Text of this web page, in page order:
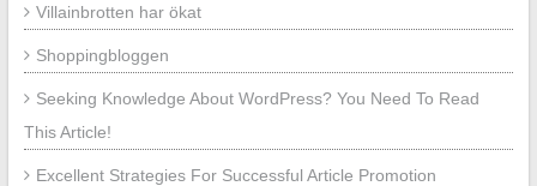
Villainbrotten har ökat
Shoppingbloggen
Seeking Knowledge About WordPress? You Need To Read
This Article!
Excellent Strategies For Successful Article Promotion